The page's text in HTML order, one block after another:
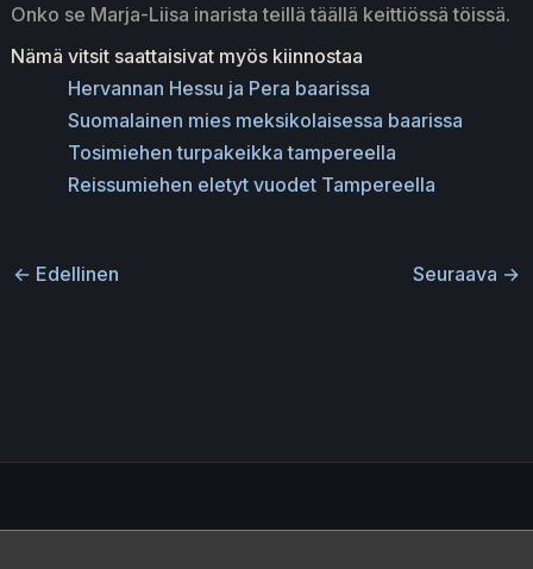
Onko se Marja-Liisa inarista teillä täällä keittiössä töissä.
Nämä vitsit saattaisivat myös kiinnostaa
Hervannan Hessu ja Pera baarissa
Suomalainen mies meksikolaisessa baarissa
Tosimiehen turpakeikka tampereella
Reissumiehen eletyt vuodet Tampereella
← Edellinen Seuraava →